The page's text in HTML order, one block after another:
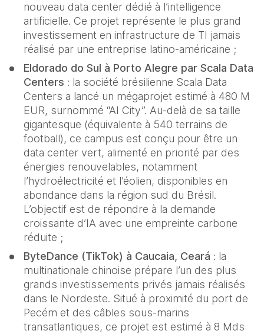
nouveau data center dédié à l’intelligence
artificielle. Ce projet représente le plus grand
investissement en infrastructure de TI jamais
réalisé par une entreprise latino-américaine ;
Eldorado do Sul à Porto Alegre par Scala Data
Centers : la société brésilienne Scala Data
Centers a lancé un mégaprojet estimé à 480 M
EUR, surnommé “AI City”. Au-delà de sa taille
gigantesque (équivalente à 540 terrains de
football), ce campus est conçu pour être un
data center vert, alimenté en priorité par des
énergies renouvelables, notamment
l’hydroélectricité et l’éolien, disponibles en
abondance dans la région sud du Brésil.
L’objectif est de répondre à la demande
croissante d’IA avec une empreinte carbone
réduite ;
ByteDance (TikTok) à Caucaia, Ceará : la
multinationale chinoise prépare l’un des plus
grands investissements privés jamais réalisés
dans le Nordeste. Situé à proximité du port de
Pecém et des câbles sous-marins
transatlantiques, ce projet est estimé à 8 Mds